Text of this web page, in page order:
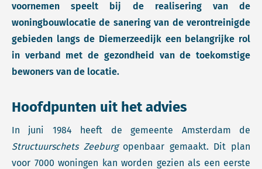
voornemen speelt bij de realisering van de
woningbouwlocatie de sanering van de verontreinigde
gebieden langs de Diemerzeedijk een belangrijke rol
in verband met de gezondheid van de toekomstige
bewoners van de locatie.
Hoofdpunten uit het advies
In juni 1984 heeft de gemeente Amsterdam de
Structuurschets Zeeburgopenbaar gemaakt. Dit plan
voor 7000 woningen kan worden gezien als een eerste